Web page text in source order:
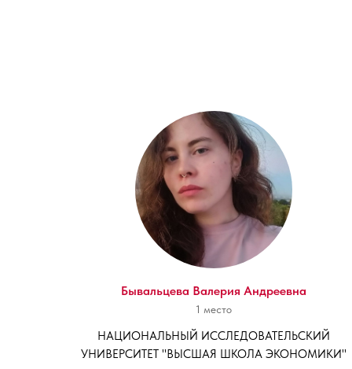
Бывальцева Валерия Андреевна
1 место
НАЦИОНАЛЬНЫЙ ИССЛЕДОВАТЕЛЬСКИЙ
УНИВЕРСИТЕТ "ВЫСШАЯ ШКОЛА ЭКОНОМИКИ"